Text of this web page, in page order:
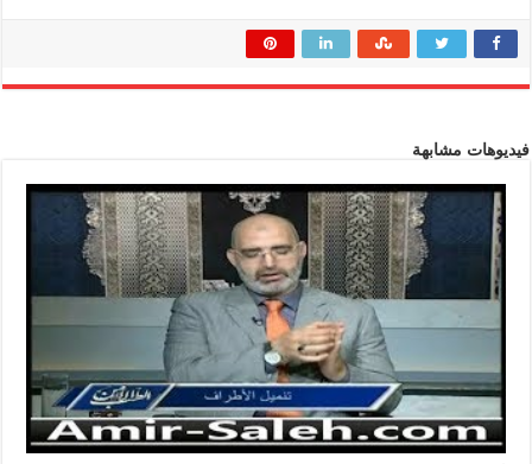
فيديوهات مشابهة